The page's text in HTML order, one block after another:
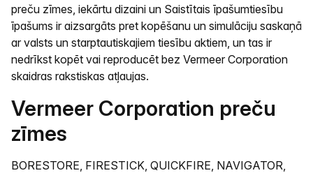
preču zīmes, iekārtu dizaini un Saistītais īpašumtiesību
īpašums ir aizsargāts pret kopēšanu un simulāciju saskaņā
ar valsts un starptautiskajiem tiesību aktiem, un tas ir
nedrīkst kopēt vai reproducēt bez Vermeer Corporation
skaidras rakstiskas atļaujas.
Vermeer Corporation preču
zīmes
BORESTORE, FIRESTICK, QUICKFIRE, NAVIGATOR,